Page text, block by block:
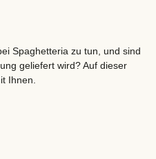
Spaghetteria zu tun, und sind
geliefert wird? Auf dieser
Ihnen.